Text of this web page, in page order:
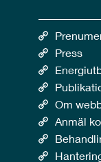
Press
Om
Anmäl